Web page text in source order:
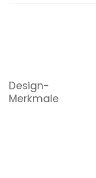
Design-
Merkmale